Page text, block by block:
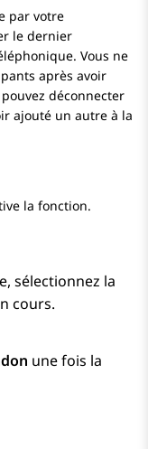
par votre
le dernier
Vous ne
après avoir
déconnecter
ajouté un autre à la
la fonction.
sélectionnez la
cours.
une fois la